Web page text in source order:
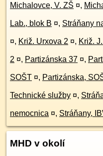
Michalovce, V. ZŠ ¤,
Lab., blok B ¤, Stráňany
¤, Križ. Urxova 2 ¤, Križ.
2 ¤, Partizánska 37 ¤,
SOŠT ¤, Partizánska,
Technické služby ¤,
nemocnica ¤, Stráňany,
MHD v okolí